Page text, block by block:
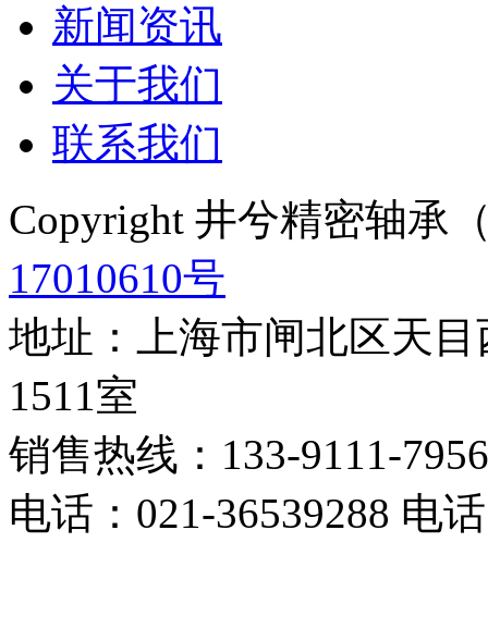
新闻资讯
关于我们
联系我们
Copyright 井兮精密轴承
17010610号
地址：上海市闸北区天
1511室
销售热线：133-9111-7956
电话：021-36539288 电